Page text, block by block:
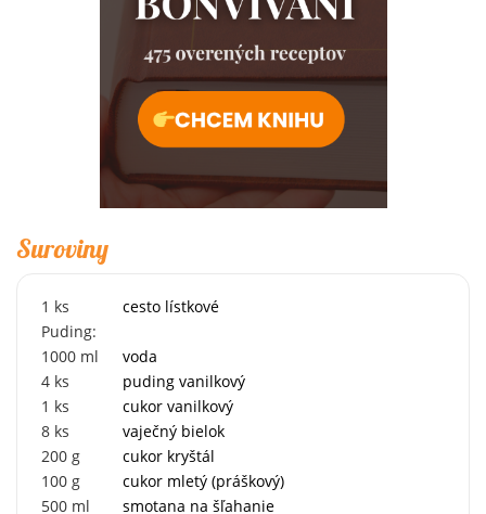
Suroviny
1 ks
cesto lístkové
Puding:
1000 ml
voda
4 ks
puding vanilkový
1 ks
cukor vanilkový
8 ks
vaječný bielok
200 g
cukor kryštál
100 g
cukor mletý (práškový)
500 ml
smotana na šľahanie